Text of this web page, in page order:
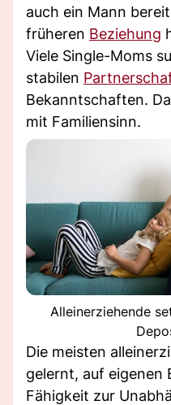
auch ein Mann
früheren Beziehung
Viele Single-Moms
stabilen
Bekanntschaften.
mit Familiensinn.
Alleinerziehende
Die meisten
gelernt, auf eigenen
Fähigkeit zur